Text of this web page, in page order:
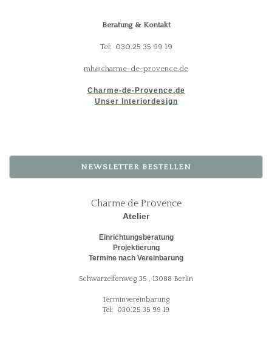
Beratung & Kontakt
Tel: 030.25 35 99 19
mh@charme-de-provence.de
Charme-de-Provence.de
Unser Interiordesign
NEWSLETTER BESTELLEN
Charme de Provence
Atelier
Einrichtungsberatung
Projektierung
Termine nach Vereinbarung
Schwarzelfenweg 35 , 13088 Berlin
Terminvereinbarung
Tel: 030.25 35 99 19